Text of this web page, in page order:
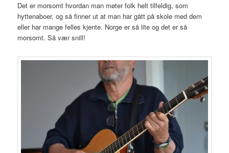
Det er morsomt hvordan man møter folk helt tilfeldig, som
hyttenaboer, og så finner ut at man har gått på skole med dem
eller har mange felles kjente. Norge er så lite og det er så
morsomt. Så vær snill!